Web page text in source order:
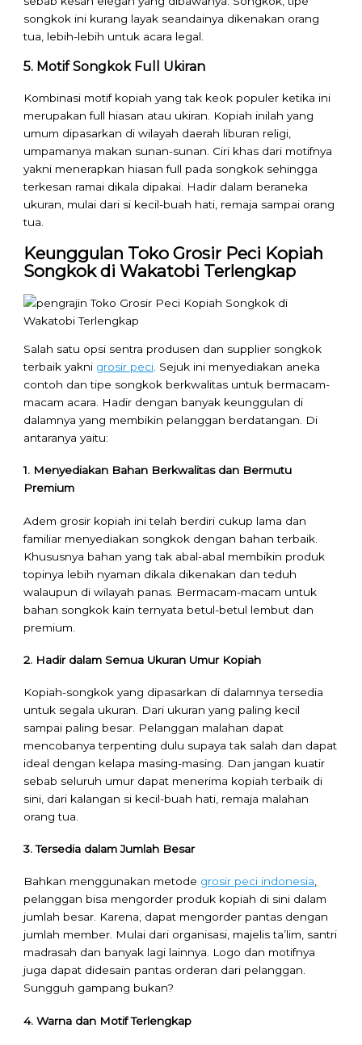
songkok ini kurang layak seandainya dikenakan orang
tua, lebih-lebih untuk acara legal.
5. Motif Songkok Full Ukiran
Kombinasi motif kopiah yang tak keok populer ketika ini
merupakan full hiasan atau ukiran. Kopiah inilah yang
umum dipasarkan di wilayah daerah liburan religi,
umpamanya makan sunan-sunan. Ciri khas dari motifnya
yakni menerapkan hiasan full pada songkok sehingga
terkesan ramai dikala dipakai. Hadir dalam beraneka
ukuran, mulai dari si kecil-buah hati, remaja sampai orang
tua.
Keunggulan Toko Grosir Peci Kopiah
Songkok di Wakatobi Terlengkap
Salah satu opsi sentra produsen dan supplier songkok
terbaik yakni grosir peci. Sejuk ini menyediakan aneka
contoh dan tipe songkok berkwalitas untuk bermacam-
macam acara. Hadir dengan banyak keunggulan di
dalamnya yang membikin pelanggan berdatangan. Di
antaranya yaitu:
1. Menyediakan Bahan Berkwalitas dan Bermutu
Premium
Adem grosir kopiah ini telah berdiri cukup lama dan
familiar menyediakan songkok dengan bahan terbaik.
Khususnya bahan yang tak abal-abal membikin produk
topinya lebih nyaman dikala dikenakan dan teduh
walaupun di wilayah panas. Bermacam-macam untuk
bahan songkok kain ternyata betul-betul lembut dan
premium.
2. Hadir dalam Semua Ukuran Umur Kopiah
Kopiah-songkok yang dipasarkan di dalamnya tersedia
untuk segala ukuran. Dari ukuran yang paling kecil
sampai paling besar. Pelanggan malahan dapat
mencobanya terpenting dulu supaya tak salah dan dapat
ideal dengan kelapa masing-masing. Dan jangan kuatir
sebab seluruh umur dapat menerima kopiah terbaik di
sini, dari kalangan si kecil-buah hati, remaja malahan
orang tua.
3. Tersedia dalam Jumlah Besar
Bahkan menggunakan metode grosir peci indonesia,
pelanggan bisa mengorder produk kopiah di sini dalam
jumlah besar. Karena, dapat mengorder pantas dengan
jumlah member. Mulai dari organisasi, majelis ta’lim, santri
madrasah dan banyak lagi lainnya. Logo dan motifnya
juga dapat didesain pantas orderan dari pelanggan.
Sungguh gampang bukan?
4. Warna dan Motif Terlengkap